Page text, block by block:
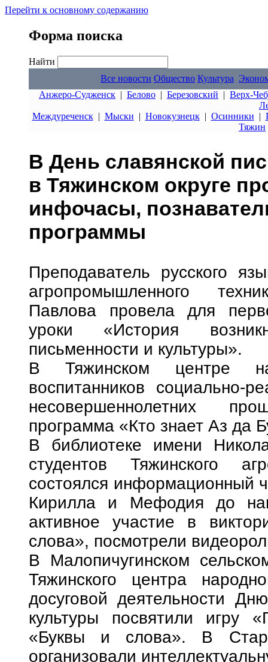
Перейти к основному содержанию
Форма поиска
Найти
Все новости Общество Культура
Анжеро-Судженск | Белово | Березовский | Верх-
Междуреченск| Мыски | Новокузнецк| Осинники |
Тяжин
В День славянской
в Тяжинском округе
инфочасы,
программы
Преподаватель русского
агропромышленного
Павлова провела для
уроки «История
письменности и культуры».
В Тяжинском центре
воспитанников социально-
несовершеннолетних
программа «Кто знает Аз да
В библиотеке имени
студентов Тяжинского
состоялся информационный
Кирилла и Мефодия до
активное участие в
слова», посмотрели
В Малопичугинском
Тяжинского центра
досуговой деятельности
культуры посвятили игру
«Буквы и слова». В
организовали